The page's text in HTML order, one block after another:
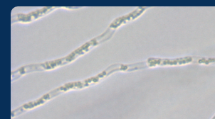
UNSERE CHECK UPS
PUBLIKATIONEN
LITERATURDATENBANK MIKROBIOLOGIE
KONTAKTIEREN SIE UNS